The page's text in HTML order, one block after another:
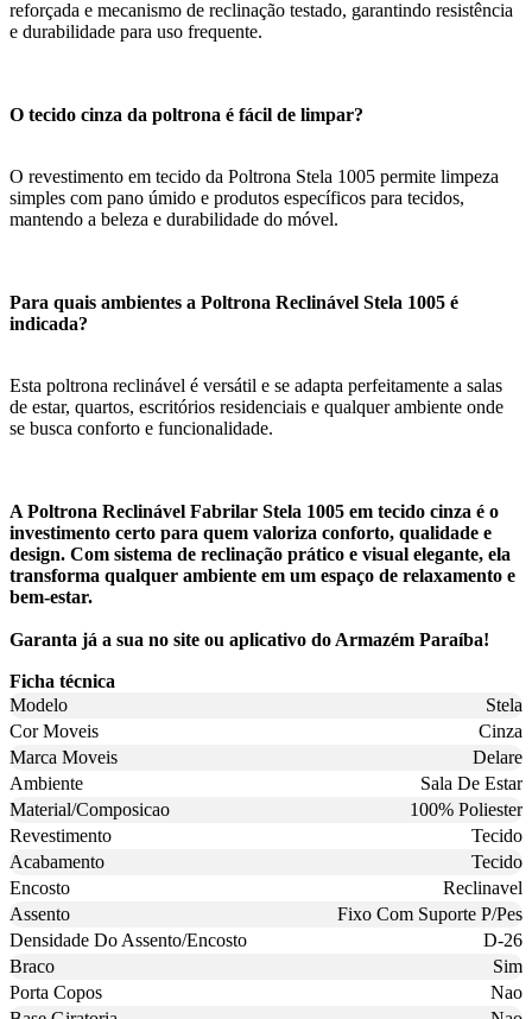
reforçada e mecanismo de reclinação testado, garantindo resistência
e durabilidade para uso frequente.
O tecido cinza da poltrona é fácil de limpar?
O revestimento em tecido da Poltrona Stela 1005 permite limpeza
simples com pano úmido e produtos específicos para tecidos,
mantendo a beleza e durabilidade do móvel.
Para quais ambientes a Poltrona Reclinável Stela 1005 é
indicada?
Esta poltrona reclinável é versátil e se adapta perfeitamente a salas
de estar, quartos, escritórios residenciais e qualquer ambiente onde
se busca conforto e funcionalidade.
A Poltrona Reclinável Fabrilar Stela 1005 em tecido cinza é o
investimento certo para quem valoriza conforto, qualidade e
design. Com sistema de reclinação prático e visual elegante, ela
transforma qualquer ambiente em um espaço de relaxamento e
bem-estar.
Garanta já a sua no site ou aplicativo do Armazém Paraíba!
Ficha técnica
Modelo
Stela
Cor Moveis
Cinza
Marca Moveis
Delare
Ambiente
Sala De Estar
Material/Composicao
100% Poliester
Revestimento
Tecido
Acabamento
Tecido
Encosto
Reclinavel
Assento
Fixo Com Suporte P/Pes
Densidade Do Assento/Encosto
D-26
Braco
Sim
Porta Copos
Nao